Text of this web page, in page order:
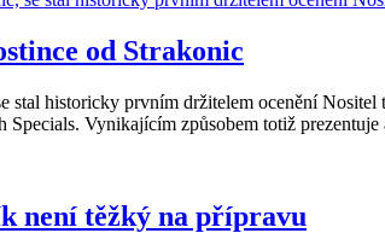
od Strakonic
historicky prvním držitelem ocenění
Vynikajícím způsobem totiž
není těžký na přípravu